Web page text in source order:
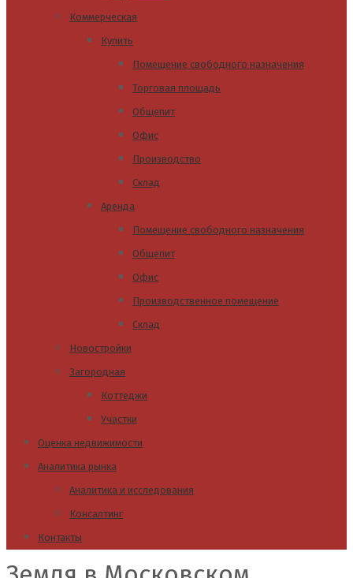
Коммерческая
Купить
Помещение свободного назначения
Торговая площадь
Общепит
Офис
Производство
Склад
Аренда
Помещение свободного назначения
Общепит
Офис
Производственное помещение
Склад
Новостройки
Загородная
Коттеджи
Участки
Оценка недвижимости
Аналитика рынка
Аналитика и исследования
Консалтинг
Контакты